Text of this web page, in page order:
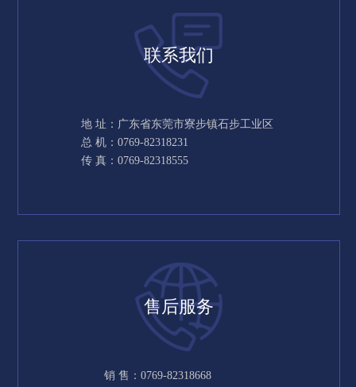
联系我们
地 址：广东省东莞市寮步镇石步工业区
总 机：0769-82318231
传 真：0769-82318555
售后服务
销 售：0769-82318668